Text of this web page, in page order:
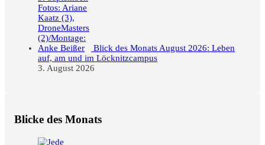
Blick des Monats August 2026: Leben
auf, am und im Löcknitzcampus
3. August 2026
Blicke des Monats